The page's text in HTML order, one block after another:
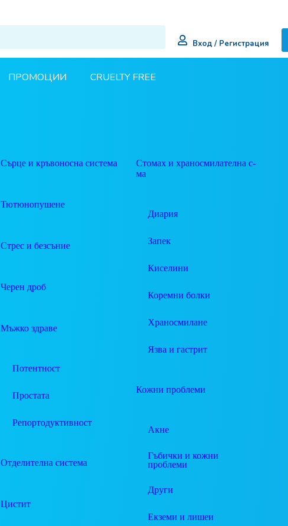
Вход / Регистрация
Сърце и кръвоносна система
Тютюнопушене
Стрес и безсъние
Черен дроб
Мъжко здраве
Потентност
Простата
Репортодуктивност
Отделителна система
Цистит
Стомах и храносмилателна с-
ма
Диария
Запек
Киселини
Коремни болки
Храносмилане
Язва и гастрит
Кожни проблеми
Акне
Гъбички и кожни
проблеми
Други
Екземи и лишеи
ПРОМОЦИИ CRUELTY FREE